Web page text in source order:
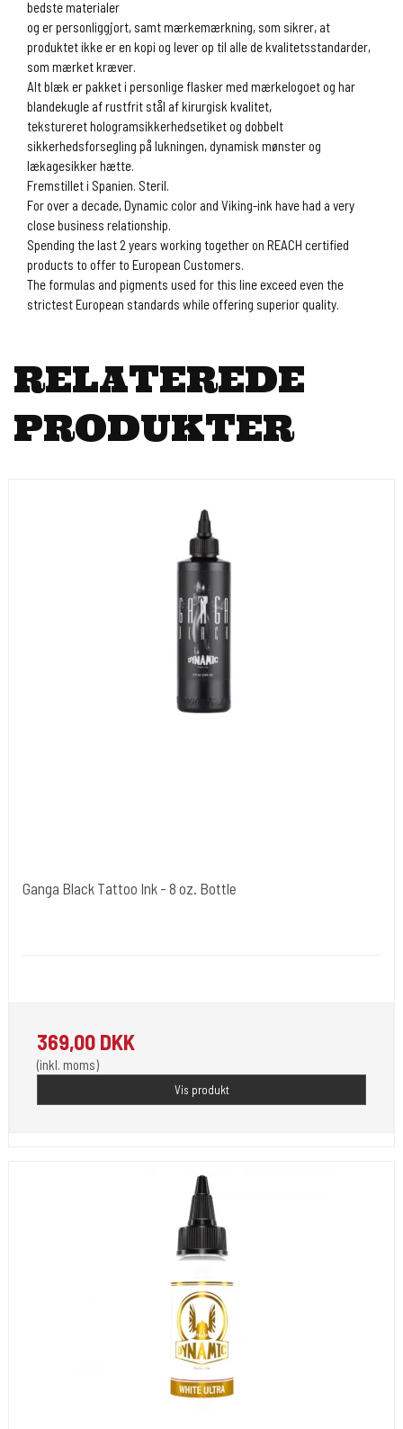
bedste materialer
og er personliggjort, samt mærkemærkning, som sikrer, at
produktet ikke er en kopi og lever op til alle de kvalitetsstandarder,
som mærket kræver.
Alt blæk er pakket i personlige flasker med mærkelogoet og har
blandekugle af rustfrit stål af kirurgisk kvalitet,
tekstureret hologramsikkerhedsetiket og dobbelt
sikkerhedsforsegling på lukningen, dynamisk mønster og
lækagesikker hætte.
Fremstillet i Spanien. Steril.
For over a decade, Dynamic color and Viking-ink have had a very
close business relationship.
Spending the last 2 years working together on REACH certified
products to offer to European Customers.
The formulas and pigments used for this line exceed even the
strictest European standards while offering superior quality.
RELATEREDE
PRODUKTER
Ganga Black Tattoo Ink - 8 oz. Bottle
369,00 DKK
(inkl. moms)
Vis produkt